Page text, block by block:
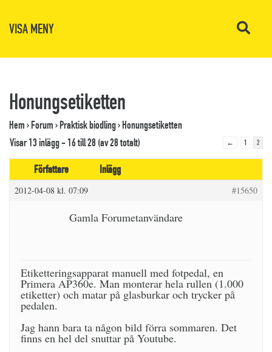
VISA MENY
Honungsetiketten
Hem›Forum›Praktisk biodling›Honungsetiketten
Visar 13 inlägg - 16 till 28 (av 28 totalt)
← 1 2
Författare Inlägg
2012-04-08 kl. 07:09 #15650
Gamla Forumetanvändare
Etiketteringsapparat manuell med fotpedal, en
Primera AP360e. Man monterar hela rullen (1.000
etiketter) och matar på glasburkar och trycker på
pedalen.
Jag hann bara ta någon bild förra sommaren. Det
finns en hel del snuttar på Youtube.